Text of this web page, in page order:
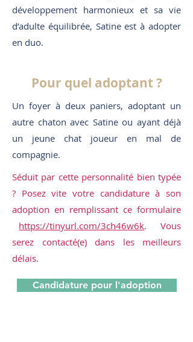
développement harmonieux et sa vie
d’adulte équilibrée, Satine est à adopter
en duo.
Pour quel adoptant ?
Un foyer à deux paniers, adoptant un
autre chaton avec Satine ou ayant déjà
un jeune chat joueur en mal de
compagnie.
Séduit par cette personnalité bien typée
? Posez vite votre candidature à son
adoption en remplissant ce formulaire
https://tinyurl.com/3ch46w6k. Vous
serez contacté(e) dans les meilleurs
délais.
Candidature pour l'adoption